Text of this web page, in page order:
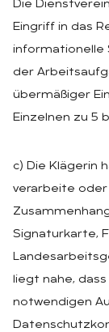
Die
Eingriff in das
informationelle
der
übermäßiger
Einzelnen zu 5
c) Die Klägerin
verarbeite
Signaturkarte,
liegt nahe,
notwendigen